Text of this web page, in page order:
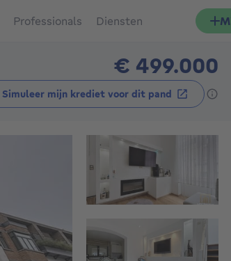
Professionals Diensten
€ 499.000
Simuleer mijn krediet voor dit pand